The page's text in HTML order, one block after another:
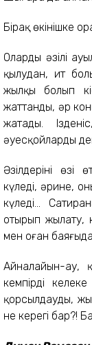
Бірақ өкінішке
Олардың әзілі
қылудан, ит
жылқы болып
жаттанды, әр
жатады.
әуесқойлардың
Әзілдерінің
күледі, әрине,
күледі...
отырып жылату,
мен оған
Айналайын-ау,
кемпірді
қорсылдаудың,
не керегі бар?!